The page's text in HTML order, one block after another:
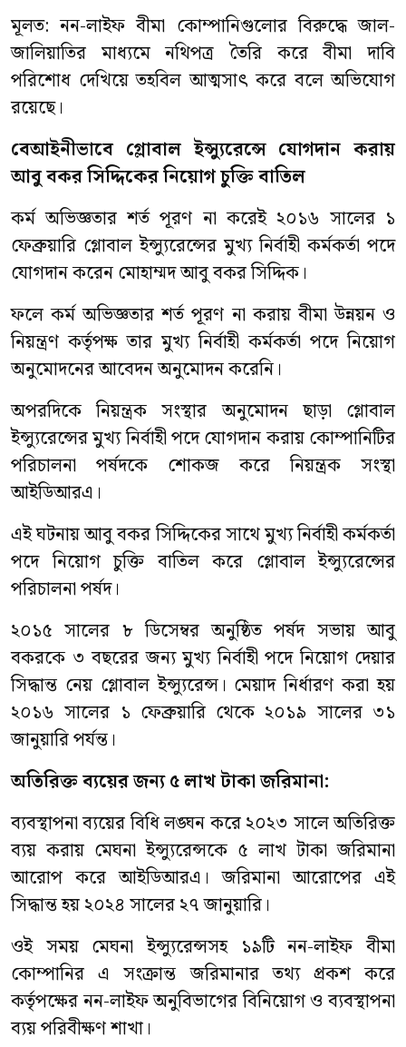
মূলত: নন-লাইফ বীমা কোম্পানিগুলোর বিরুদ্ধে জাল-
জালিয়াতির মাধ্যমে নথিপত্র তৈরি করে বীমা দাবি
পরিশোধ দেখিয়ে তহবিল আত্মসাৎ করে বলে অভিযোগ
রয়েছে।
বেআইনীভাবে গ্লোবাল ইন্স্যুরেন্সে যোগদান করায়
আবু বকর সিদ্দিকের নিয়োগ চুক্তি বাতিল
কর্ম অভিজ্ঞতার শর্ত পূরণ না করেই ২০১৬ সালের ১
ফেব্রুয়ারি গ্লোবাল ইন্স্যুরেন্সের মুখ্য নির্বাহী কর্মকর্তা পদে
যোগদান করেন মোহাম্মদ আবু বকর সিদ্দিক।
ফলে কর্ম অভিজ্ঞতার শর্ত পূরণ না করায় বীমা উন্নয়ন ও
নিয়ন্ত্রণ কর্তৃপক্ষ তার মুখ্য নির্বাহী কর্মকর্তা পদে নিয়োগ
অনুমোদনের আবেদন অনুমোদন করেনি।
অপরদিকে নিয়ন্ত্রক সংস্থার অনুমোদন ছাড়া গ্লোবাল
ইন্স্যুরেন্সের মুখ্য নির্বাহী পদে যোগদান করায় কোম্পানিটির
পরিচালনা পর্ষদকে শোকজ করে নিয়ন্ত্রক সংস্থা
আইডিআরএ।
এই ঘটনায় আবু বকর সিদ্দিকের সাথে মুখ্য নির্বাহী কর্মকর্তা
পদে নিয়োগ চুক্তি বাতিল করে গ্লোবাল ইন্স্যুরেন্সের
পরিচালনা পর্ষদ।
২০১৫ সালের ৮ ডিসেম্বর অনুষ্ঠিত পর্ষদ সভায় আবু
বকরকে ৩ বছরের জন্য মুখ্য নির্বাহী পদে নিয়োগ দেয়ার
সিদ্ধান্ত নেয় গ্লোবাল ইন্স্যুরেন্স। মেয়াদ নির্ধারণ করা হয়
২০১৬ সালের ১ ফেব্রুয়ারি থেকে ২০১৯ সালের ৩১
জানুয়ারি পর্যন্ত।
অতিরিক্ত ব্যয়ের জন্য ৫ লাখ টাকা জরিমানা:
ব্যবস্থাপনা ব্যয়ের বিধি লঙ্ঘন করে ২০২৩ সালে অতিরিক্ত
ব্যয় করায় মেঘনা ইন্স্যুরেন্সকে ৫ লাখ টাকা জরিমানা
আরোপ করে আইডিআরএ। জরিমানা আরোপের এই
সিদ্ধান্ত হয় ২০২৪ সালের ২৭ জানুয়ারি।
ওই সময় মেঘনা ইন্স্যুরেন্সসহ ১৯টি নন-লাইফ বীমা
কোম্পানির এ সংক্রান্ত জরিমানার তথ্য প্রকশ করে
কর্তৃপক্ষের নন-লাইফ অনুবিভাগের বিনিয়োগ ও ব্যবস্থাপনা
ব্যয় পরিবীক্ষণ শাখা।